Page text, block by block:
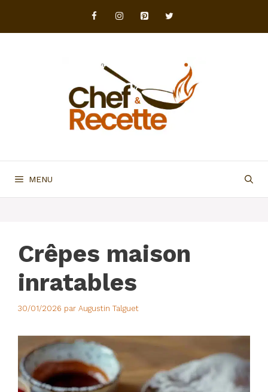
contenu
MENU
Crêpes maison
inratables
30/01/2026 par Augustin Talguet